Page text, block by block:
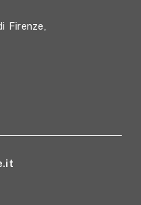
Firenze,